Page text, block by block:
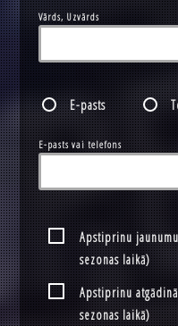
Vārds, Uzvārds
E-pasts
E-pasts vai telefons
Apstiprinu
sezonas laikā)
Apstiprinu
sezonas laikā)